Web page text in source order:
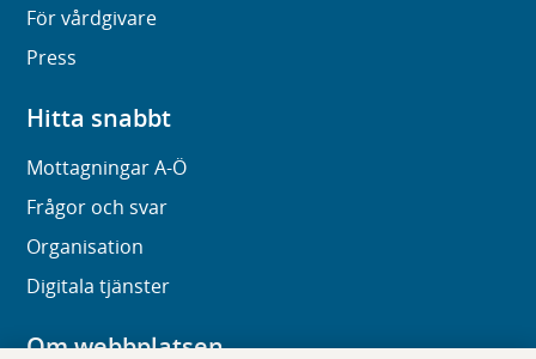
För vårdgivare
Press
Hitta snabbt
Mottagningar A-Ö
Frågor och svar
Organisation
Digitala tjänster
Om webbplatsen